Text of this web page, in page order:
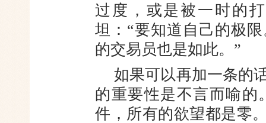
过度，或是被一时的
坦：“要知道自己的极
的交易员也是如此。”
如果可以再加一条的
的重要性是不言而喻的
件，所有的欲望都是零